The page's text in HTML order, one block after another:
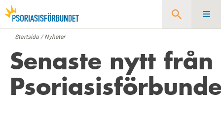
Sök
Startsida /Nyheter
Senaste nytt från